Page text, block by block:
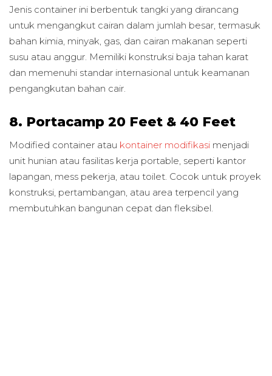
Jenis container ini berbentuk tangki yang dirancang
untuk mengangkut cairan dalam jumlah besar, termasuk
bahan kimia, minyak, gas, dan cairan makanan seperti
susu atau anggur. Memiliki konstruksi baja tahan karat
dan memenuhi standar internasional untuk keamanan
pengangkutan bahan cair.
8. Portacamp 20 Feet & 40 Feet
Modified container atau kontainer modifikasi menjadi
unit hunian atau fasilitas kerja portable, seperti kantor
lapangan, mess pekerja, atau toilet. Cocok untuk proyek
konstruksi, pertambangan, atau area terpencil yang
membutuhkan bangunan cepat dan fleksibel.